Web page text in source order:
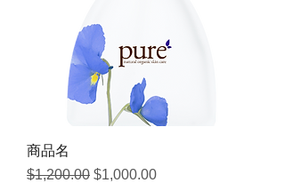
商品名
通常価格
$1,200.00 セール価格
$1,000.00